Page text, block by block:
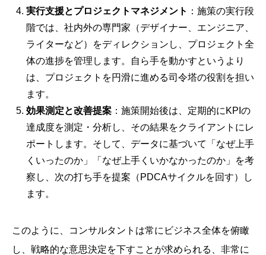
実行支援とプロジェクトマネジメント ：施策の実行段
階では、社内外の専門家（デザイナー、エンジニア、
ライターなど）をディレクションし、プロジェクト全
体の進捗を管理します。自ら手を動かすというより
は、プロジェクトを円滑に進める司令塔の役割を担い
ます。
効果測定と改善提案 ：施策開始後は、定期的にKPIの
達成度を測定・分析し、その結果をクライアントにレ
ポートします。そして、データに基づいて「なぜ上手
くいったのか」「なぜ上手くいかなかったのか」を考
察し、次の打ち手を提案（PDCAサイクルを回す）し
ます。
このように、コンサルタントは常にビジネス全体を俯瞰
し、戦略的な意思決定を下すことが求められる、非常に